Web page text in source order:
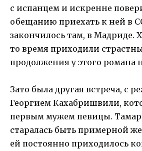
с испанцем и искренне
обещанию приехать к ней в
закончилось там, в Мадриде.
то время приходили
продолжения у этого романа
Зато была другая встреча, с
Георгием Кахабришвили,
первым мужем певицы.
старалась быть примерной
ей постоянно приходилось